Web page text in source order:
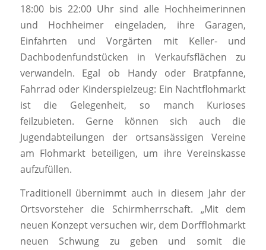
18:00 bis 22:00 Uhr sind alle Hochheimerinnen
und Hochheimer eingeladen, ihre Garagen,
Einfahrten und Vorgärten mit Keller- und
Dachbodenfundstücken in Verkaufsflächen zu
verwandeln. Egal ob Handy oder Bratpfanne,
Fahrrad oder Kinderspielzeug: Ein Nachtflohmarkt
ist die Gelegenheit, so manch Kurioses
feilzubieten. Gerne können sich auch die
Jugendabteilungen der ortsansässigen Vereine
am Flohmarkt beteiligen, um ihre Vereinskasse
aufzufüllen.
Traditionell übernimmt auch in diesem Jahr der
Ortsvorsteher die Schirmherrschaft. „Mit dem
neuen Konzept versuchen wir, dem Dorfflohmarkt
neuen Schwung zu geben und somit die